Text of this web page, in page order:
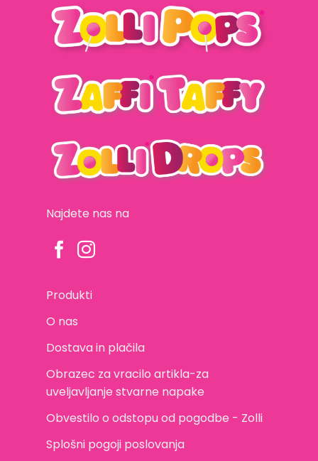
Najdete nas na
Produkti
O nas
Dostava in plačila
Obrazec za vracilo artikla-za
uveljavljanje stvarne napake
Obvestilo o odstopu od pogodbe - Zolli
Splošni pogoji poslovanja